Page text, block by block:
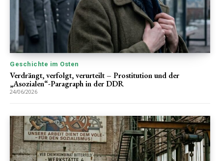
Geschichte im Osten
Verdrängt, verfolgt, verurteilt – Prostitution und der
„Asozialen“-Paragraph in der DDR
24/06/2026